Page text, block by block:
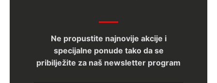
Ne propustite najnovije akcije i
specijalne ponude tako da se
pribilježite za naš newsletter program